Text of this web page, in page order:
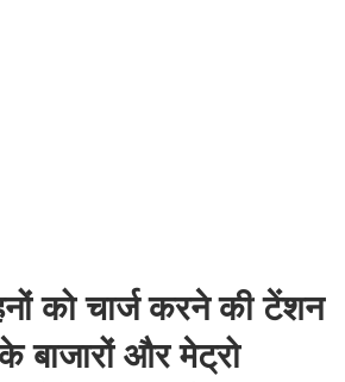
को चार्ज करने की टेंशन
बाजारों और मेट्रो